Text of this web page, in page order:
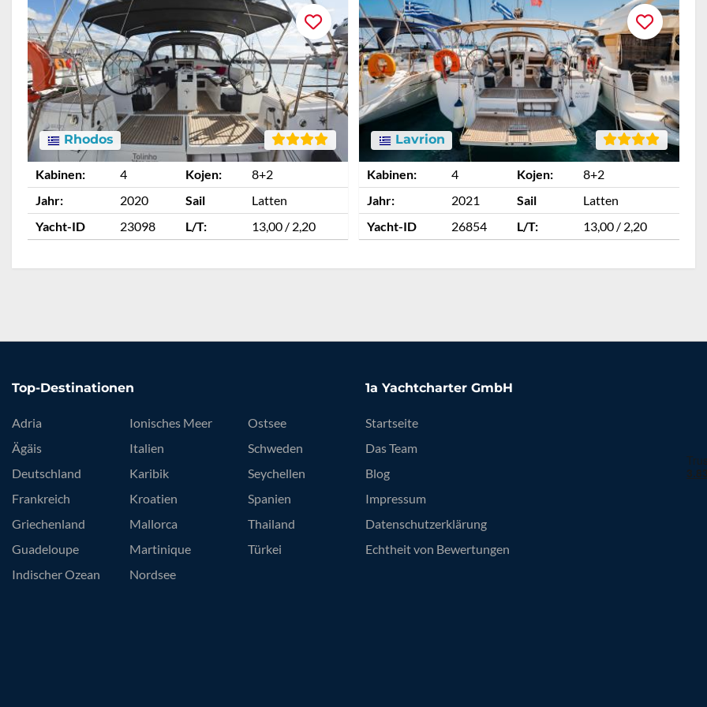
Rhodos
Kabinen: 4 Kojen:
8+2
Jahr:
2020 Sail
Latten
Yacht-ID
23098 L/T: 13,00 / 2,20
Lavrion
Kabinen: 4 Kojen:
8+2
Jahr:
2021 Sail
Latten
Yacht-ID
26854 L/T: 13,00 / 2,20
Top-Destinationen
Adria
Ägäis
Deutschland
Frankreich
Griechenland
Guadeloupe
Indischer Ozean
Ionisches Meer
Italien
Karibik
Kroatien
Mallorca
Martinique
Nordsee
Ostsee
Schweden
Seychellen
Spanien
Thailand
Türkei
1a Yachtcharter GmbH
Startseite
Das Team
Blog
Impressum
Datenschutzerklärung
Echtheit von Bewertungen